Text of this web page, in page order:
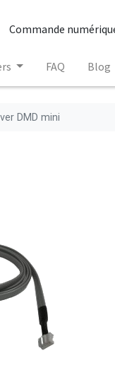
Commande
FAQ Blog
DMD mini